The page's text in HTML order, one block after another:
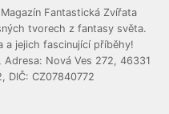
Fantastická Zvířata
tvorech z fantasy světa.
a jejich fascinující příběhy!
Adresa: Nová Ves 272, 46331
DIČ: CZ07840772